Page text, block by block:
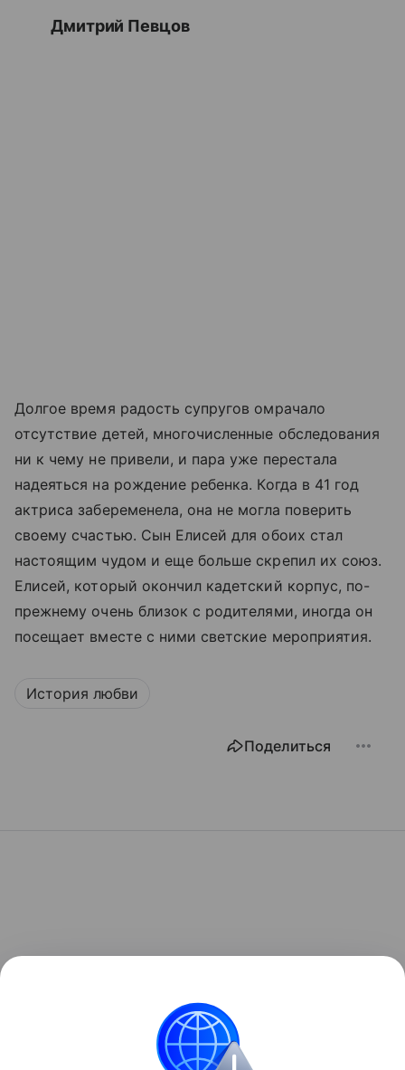
Дмитрий Певцов
Долгое время радость супругов омрачало
отсутствие детей, многочисленные обследования
ни к чему не привели, и пара уже перестала
надеяться на рождение ребенка. Когда в 41 год
актриса забеременела, она не могла поверить
своему счастью. Сын Елисей для обоих стал
настоящим чудом и еще больше скрепил их союз.
Елисей, который окончил кадетский корпус, по-
прежнему очень близок с родителями, иногда он
посещает вместе с ними светские мероприятия.
История любви
Поделиться